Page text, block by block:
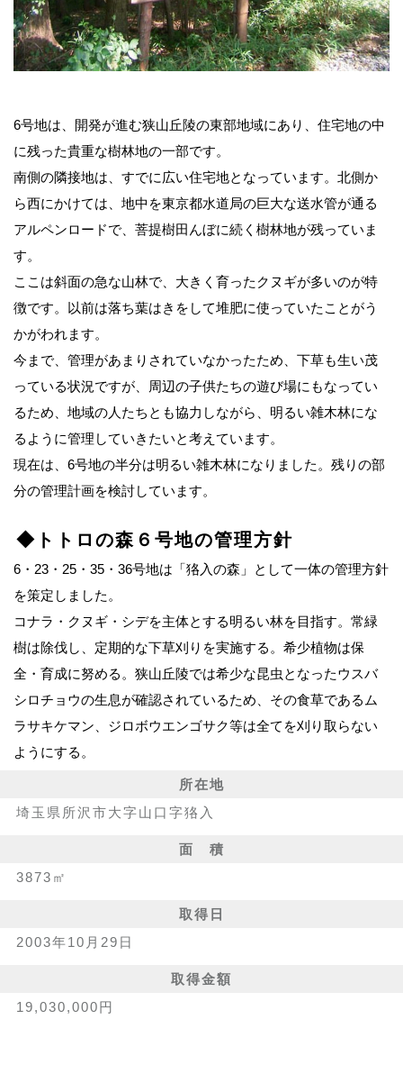
6号地は、開発が進む狭山丘陵の東部地域にあり、住宅地の中
に残った貴重な樹林地の一部です。
南側の隣接地は、すでに広い住宅地となっています。北側か
ら西にかけては、地中を東京都水道局の巨大な送水管が通る
アルペンロードで、菩提樹田んぼに続く樹林地が残っていま
す。
ここは斜面の急な山林で、大きく育ったクヌギが多いのが特
徴です。以前は落ち葉はきをして堆肥に使っていたことがう
かがわれます。
今まで、管理があまりされていなかったため、下草も生い茂
っている状況ですが、周辺の子供たちの遊び場にもなってい
るため、地域の人たちとも協力しながら、明るい雑木林にな
るように管理していきたいと考えています。
現在は、6号地の半分は明るい雑木林になりました。残りの部
分の管理計画を検討しています。
◆トトロの森６号地の管理方針
6・23・25・35・36号地は「狢入の森」として一体の管理方針
を策定しました。
コナラ・クヌギ・シデを主体とする明るい林を目指す。常緑
樹は除伐し、定期的な下草刈りを実施する。希少植物は保
全・育成に努める。狭山丘陵では希少な昆虫となったウスバ
シロチョウの生息が確認されているため、その食草であるム
ラサキケマン、ジロボウエンゴサク等は全てを刈り取らない
ようにする。
所在地
埼玉県所沢市大字山口字狢入
面 積
3873㎡
取得日
2003年10月29日
取得金額
19,030,000円